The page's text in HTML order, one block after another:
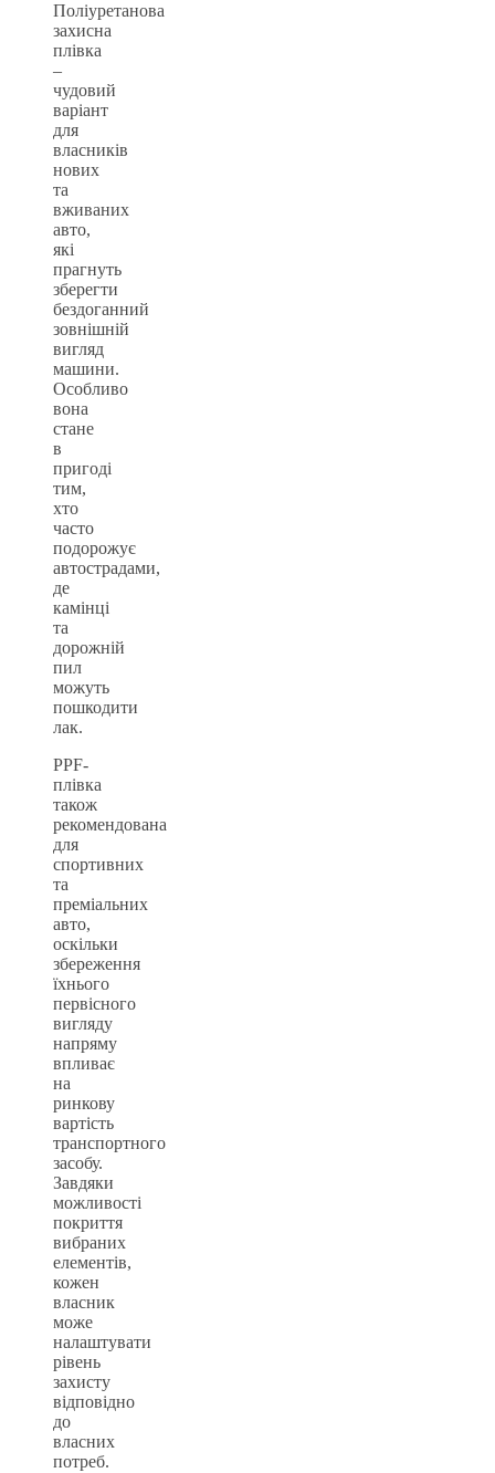
Поліуретанова
захисна
плівка
–
чудовий
варіант
для
власників
нових
та
вживаних
авто,
які
прагнуть
зберегти
бездоганний
зовнішній
вигляд
машини.
Особливо
вона
стане
в
пригоді
тим,
хто
часто
подорожує
автострадами,
де
камінці
та
дорожній
пил
можуть
пошкодити
лак.
PPF-
плівка
також
рекомендована
для
спортивних
та
преміальних
авто,
оскільки
збереження
їхнього
первісного
вигляду
напряму
впливає
на
ринкову
вартість
транспортного
засобу.
Завдяки
можливості
покриття
вибраних
елементів,
кожен
власник
може
налаштувати
рівень
захисту
відповідно
до
власних
потреб.